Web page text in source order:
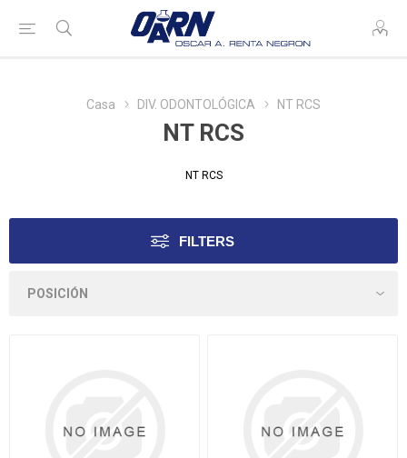
Casa DIV. ODONTOLÓGICA NT RCS
NT RCS
NT RCS
FILTERS